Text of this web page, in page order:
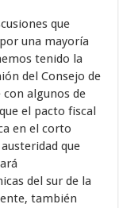
que
una mayoría
tenido la
del Consejo de
con algunos de
el pacto fiscal
en el corto
que
del sur de la
también